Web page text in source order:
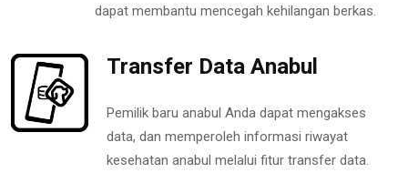
dapat membantu mencegah kehilangan berkas.
Transfer Data Anabul
Pemilik baru anabul Anda dapat mengakses
data, dan memperoleh informasi riwayat
kesehatan anabul melalui fitur transfer data.